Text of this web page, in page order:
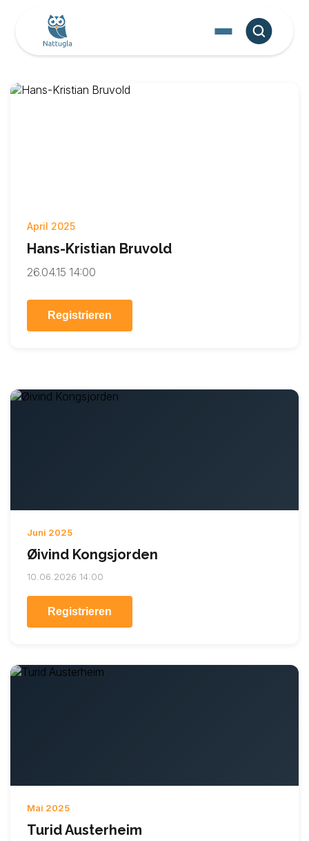
April 2025
Hans-Kristian Bruvold
26.04.15 14:00
Registrieren
Juni 2025
Øivind Kongsjorden
10.06.2026 14:00
Registrieren
Mai 2025
Turid Austerheim